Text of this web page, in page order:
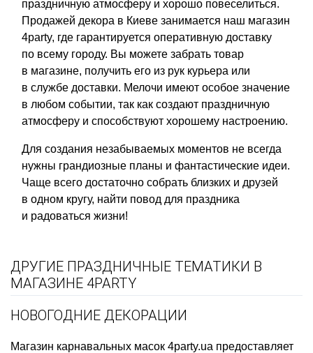
праздничную атмосферу и хорошо повеселиться.
Продажей декора в Киеве занимается наш магазин
4party, где гарантируется оперативную доставку
по всему городу. Вы можете забрать товар
в магазине, получить его из рук курьера или
в службе доставки. Мелочи имеют особое значение
в любом событии, так как создают праздничную
атмосферу и способствуют хорошему настроению.
Для создания незабываемых моментов не всегда
нужны грандиозные планы и фантастические идеи.
Чаще всего достаточно собрать близких и друзей
в одном кругу, найти повод для праздника
и радоваться жизни!
ДРУГИЕ ПРАЗДНИЧНЫЕ ТЕМАТИКИ В
МАГАЗИНЕ 4PARTY
НОВОГОДНИЕ ДЕКОРАЦИИ
Магазин карнавальных масок 4party.ua предоставляет